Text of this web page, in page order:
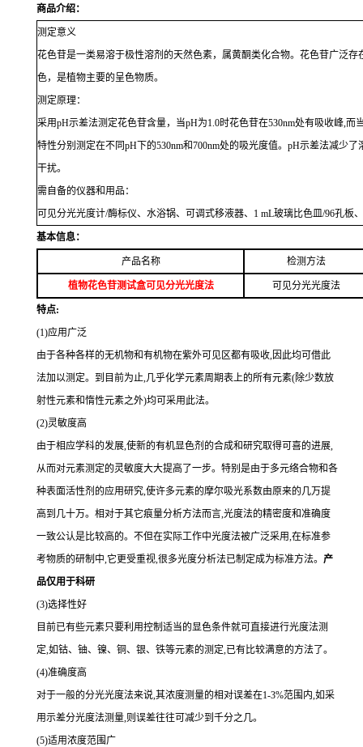
商品介绍：
测定意义
花色苷是一类易溶于极性溶剂的天然色素，属黄酮类化合物。花色苷广泛
色，是植物主要的呈色物质。
测定原理：
采用pH示差法测定花色苷含量，当pH为1.0时花色苷在530nm处有吸收峰,而
特性分别测定在不同 pH 下的530nm和700nm处的吸光度值。 pH示差法减少了
干扰。
需自备的仪器和用品：
可见分光光度计/酶标仪、水浴锅、可调式移液器、 1 mL玻璃比色皿/96孔板
基本信息：
产品名称 检测方法
植物花色苷测试盒可见分光光度法 可见分光光度法
特点:
(1)应用广泛
由于各种各样的无机物和有机物在紫外可见区都有吸收,因此均可借此
法加以测定。到目前为止,几乎化学元素周期表上的所有元素(除少数放
射性元素和惰性元素之外)均可采用此法。
(2)灵敏度高
由于相应学科的发展,使新的有机显色剂的合成和研究取得可喜的进展,
从而对元素测定的灵敏度大大提高了一步。特别是由于多元络合物和各
种表面活性剂的应用研究,使许多元素的摩尔吸光系数由原来的几万提
高到几十万。相对于其它痕量分析方法而言,光度法的精密度和准确度
一致公认是比较高的。不但在实际工作中光度法被广泛采用,在标准参
考物质的研制中,它更受重视,很多光度分析法已制定成为标准方法。 产
品仅用于科研
(3)选择性好
目前已有些元素只要利用控制适当的显色条件就可直接进行光度法测
定,如钴、铀、镍、铜、银、铁等元素的测定,已有比较满意的方法了。
(4)准确度高
对于一般的分光光度法来说,其浓度测量的相对误差在1-3%范围内,如采
用示差分光度法测量,则误差往往可减少到千分之几。
(5)适用浓度范围广